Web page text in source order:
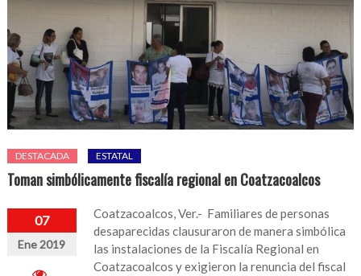
DESTACADA ESTATAL
Toman simbólicamente fiscalía regional en Coatzacoalcos
07
Ene 2019
Coatzacoalcos, Ver.- Familiares de personas
desaparecidas clausuraron de manera simbólica
las instalaciones de la Fiscalía Regional en
Coatzacoalcos y exigieron la renuncia del fiscal